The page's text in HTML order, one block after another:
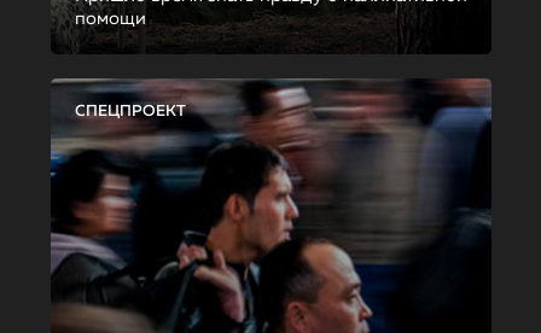
помощи
СПЕЦПРОЕКТ